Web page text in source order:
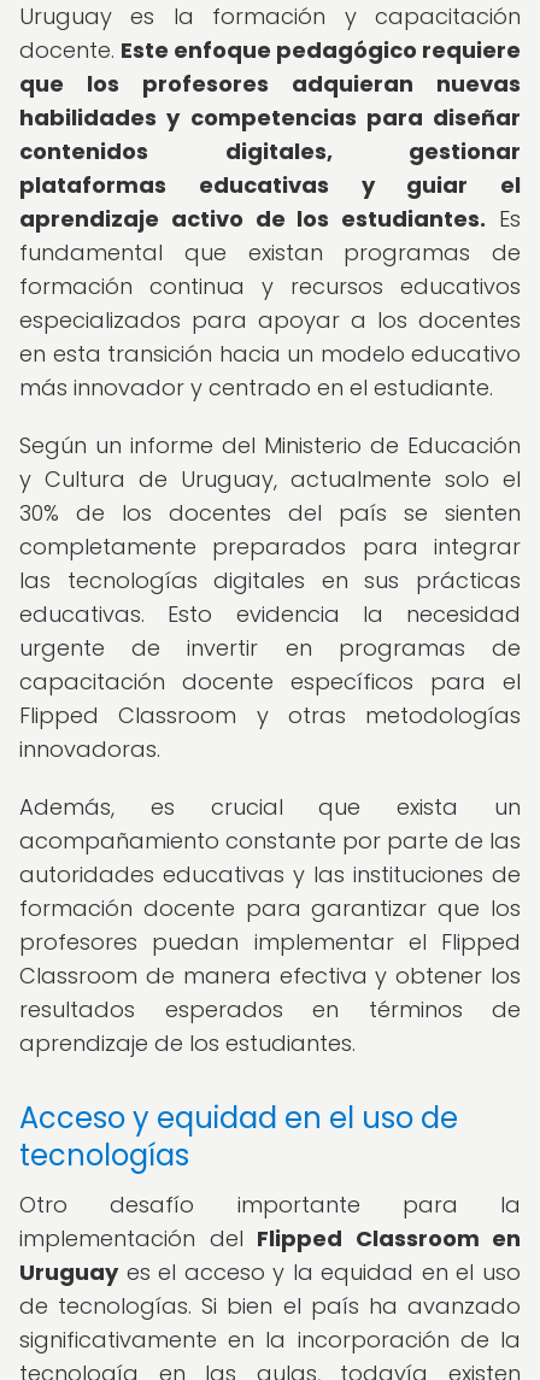
Uruguay es la formación y capacitación
docente. Este enfoque pedagógico requiere
que los profesores adquieran nuevas
habilidades y competencias para diseñar
contenidos digitales, gestionar
plataformas educativas y guiar el
aprendizaje activo de los estudiantes. Es
fundamental que existan programas de
formación continua y recursos educativos
especializados para apoyar a los docentes
en esta transición hacia un modelo educativo
más innovador y centrado en el estudiante.
Según un informe del Ministerio de Educación
y Cultura de Uruguay, actualmente solo el
30% de los docentes del país se sienten
completamente preparados para integrar
las tecnologías digitales en sus prácticas
educativas. Esto evidencia la necesidad
urgente de invertir en programas de
capacitación docente específicos para el
Flipped Classroom y otras metodologías
innovadoras.
Además, es crucial que exista un
acompañamiento constante por parte de las
autoridades educativas y las instituciones de
formación docente para garantizar que los
profesores puedan implementar el Flipped
Classroom de manera efectiva y obtener los
resultados esperados en términos de
aprendizaje de los estudiantes.
Acceso y equidad en el uso de
tecnologías
Otro desafío importante para la
implementación del Flipped Classroom en
Uruguayes el acceso y la equidad en el uso
de tecnologías. Si bien el país ha avanzado
significativamente en la incorporación de la
tecnología en las aulas, todavía existen